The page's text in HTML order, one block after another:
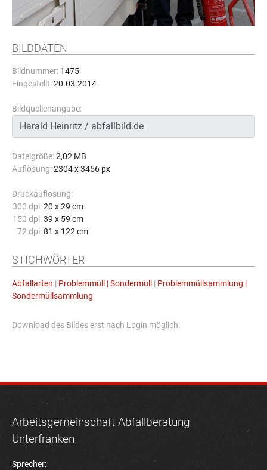
BILDDATEN
Bildnummer: 1475
Eingestellt:20.03.2014
Bildquellenangabe:
Dateigröße:2,02 MB
Auflösung:2304 x 3456 px
Druckauflösung:
300 dpi: 20 x 29 cm
150 dpi: 39 x 59 cm
72 dpi: 81 x 122 cm
STICHWÖRTER
Abfallarten | Problemmüll | Sondermüll | Problemmüllsammlung |
Sondermüllsammlung
Download des Bildes erst nach Login möglich.
Arbeitsgemeinschaft Abfallberatung
Unterfranken
Sprecher: